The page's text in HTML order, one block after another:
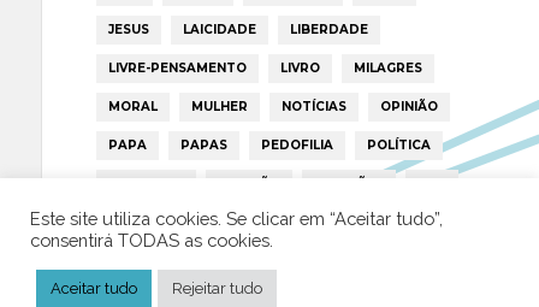
JESUS LAICIDADE LIBERDADE
LIVRE-PENSAMENTO LIVRO MILAGRES
MORAL MULHER NOTÍCIAS OPINIÃO
PAPA PAPAS PEDOFILIA POLÍTICA
PORTUGAL RELIGIÃO RELIGIÕES RTP
TRUMP VATICANO
Este site utiliza cookies. Se clicar em “Aceitar tudo”,
consentirá TODAS as cookies.
Aceitar tudo Rejeitar tudo